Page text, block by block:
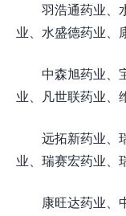
羽浩通药业、
业、水盛德药业、
中森旭药业、
业、凡世联药业、
远拓新药业、
业、瑞赛宏药业、
康旺达药业、